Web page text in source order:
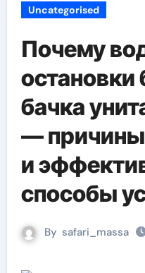
Uncategorised
Почему
остановки
бачка
— причины
и
способы
By safari_massa